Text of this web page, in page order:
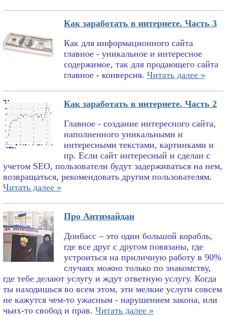
Как заработать в интернете. Часть 3
Как для информационного сайта
главное - уникальное и интересное
содержимое, так для продающего сайта
главное - конверсия. Читать далее »
Как заработать в интернете. Часть 2
Главное - создание интересного сайта,
наполненного уникальными и
интересными текстами, картинками и
пр. Если сайт интересный и сделан с
учетом SEO, пользователи будут задерживаться на нем,
возвращаться, рекомендовать другим пользователям.
Читать далее »
Про Антимайдан
Донбасс – это один большой корабль,
где все друг с другом повязаны, где
устроиться на приличную работу в 90%
случаях можно только по знакомству,
где тебе делают услугу и ждут ответную услугу. Когда
ты находишься во всем этом, эти мелкие услуги совсем
не кажутся чем-то ужасным - нарушением закона, или
чьих-то свобод и прав. Читать далее »